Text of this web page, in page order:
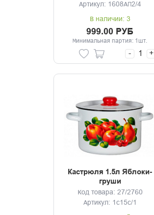
Артикул: 1608АП2/4
В наличии: 3
999.00 РУБ
Минимальная партия: 1шт.
- +
Кастрюля 1.5л Яблоки-
груши
Код товара: 27/2760
Артикул: 1с15с/1